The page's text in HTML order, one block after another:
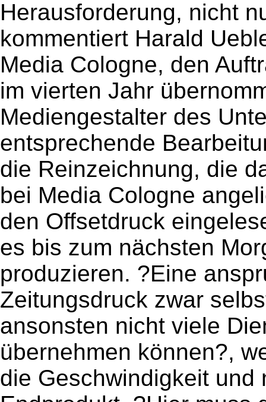
Herausforderung, nicht
kommentiert Harald
Media Cologne, den
im vierten Jahr
Mediengestalter des
entsprechende
die Reinzeichnung, die
bei Media Cologne
den Offsetdruck
es bis zum nächsten
produzieren. ?Eine
Zeitungsdruck zwar
ansonsten nicht viele
übernehmen können?,
die Geschwindigkeit